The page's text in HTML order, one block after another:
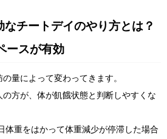
チートデイのやり方とは？
ースが有効
量によって変わってきます。
方が、体が飢餓状態と判断しやすくな
体重をはかって体重減少が停滞した場合